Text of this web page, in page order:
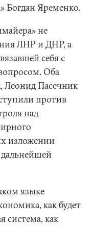
Богдан Яременко.
не
ЛНР и ДНР, а
себя с
Оба
Леонид Пасечник
против
над
изложении
дальнейшей
языке
как будет
система, как